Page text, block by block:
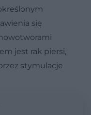
się
jest rak piersi,
stymulacje